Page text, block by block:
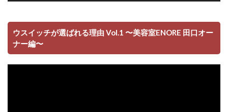
ウスイッチが選ばれる理由 Vol.1 〜美容室ENORE 田口オー
ナー編〜
動